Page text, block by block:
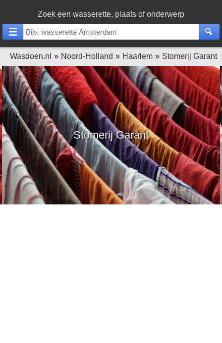
Zoek een wasserette, plaats of onderwerp
Wasdoen.nl Noord-Holland Haarlem Stomerij Garant
Stomerij Garant